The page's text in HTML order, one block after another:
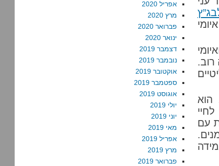
הוא
עם
אפריל 2020
מרץ 2020
פברואר 2020
ינואר 2020
דצמבר 2019
נובמבר 2019
אוקטובר 2019
ספטמבר 2019
אוגוסט 2019
יולי 2019
יוני 2019
מאי 2019
אפריל 2019
מרץ 2019
פברואר 2019